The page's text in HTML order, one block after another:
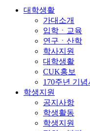
대학생활
가대소개
입학ㆍ교육
연구ㆍ산학
학사지원
대학생활
CUK홍보
170주년 기념
학생지원
공지사항
학생활동
학생지원